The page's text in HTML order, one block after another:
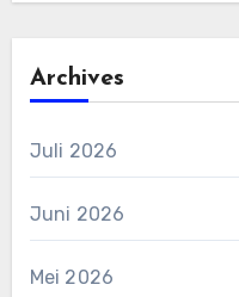
Archives
Juli 2026
Juni 2026
Mei 2026